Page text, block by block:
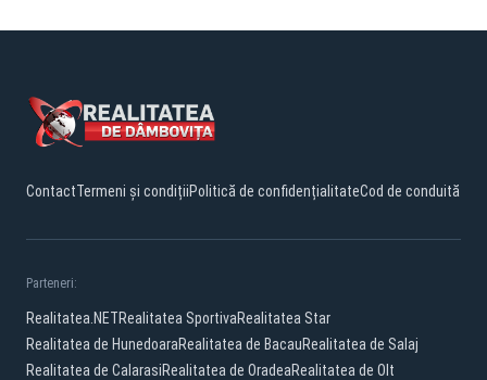
ContactTermeni și condițiiPolitică de confidențialitateCod de conduită
Parteneri:
Realitatea.NETRealitatea SportivaRealitatea Star
Realitatea de HunedoaraRealitatea de BacauRealitatea de Salaj
Realitatea de CalarasiRealitatea de OradeaRealitatea de Olt